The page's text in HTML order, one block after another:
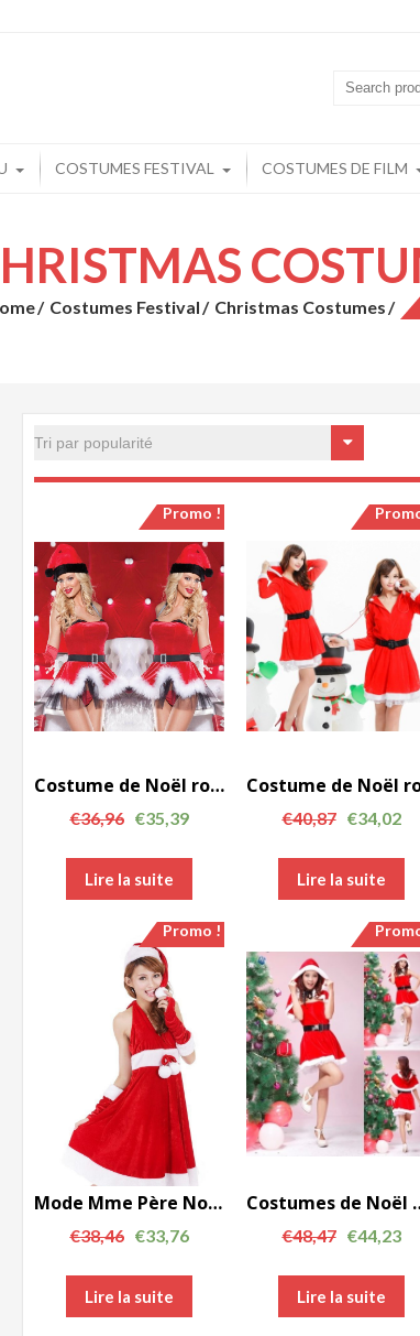
COSTUMES FESTIVAL COSTUMES DE FILM
Costumes Festival Christmas Costumes
Promo !
Costume de Noël rouge sexy femmes Brace robe de fourrure FCC00136
€36,96 €35,39
Lire la suite
€40,87 €34,02
Lire la suite
Promo !
Mode Mme Père Noël Costume V-cou Halter robe de soirée FCC00124
€38,46 €33,76
Lire la suite
Costumes de Noël de haute
€48,47 €44,23
Lire la suite